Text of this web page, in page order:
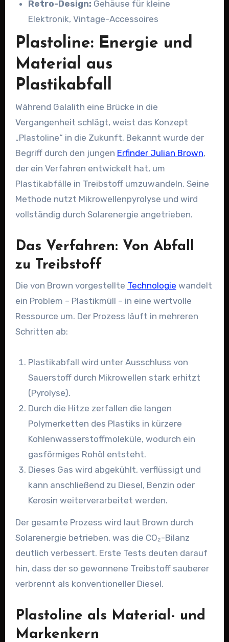
Retro-Design: Gehäuse für kleine
Elektronik, Vintage-Accessoires
Plastoline: Energie und
Material aus
Plastikabfall
Während Galalith eine Brücke in die
Vergangenheit schlägt, weist das Konzept
„Plastoline“ in die Zukunft. Bekannt wurde der
Begriff durch den jungen Erfinder Julian Brown,
der ein Verfahren entwickelt hat, um
Plastikabfälle in Treibstoff umzuwandeln. Seine
Methode nutzt Mikrowellenpyrolyse und wird
vollständig durch Solarenergie angetrieben.
Das Verfahren: Von Abfall
zu Treibstoff
Die von Brown vorgestellte Technologie wandelt
ein Problem – Plastikmüll – in eine wertvolle
Ressource um. Der Prozess läuft in mehreren
Schritten ab:
Plastikabfall wird unter Ausschluss von
Sauerstoff durch Mikrowellen stark erhitzt
(Pyrolyse).
Durch die Hitze zerfallen die langen
Polymerketten des Plastiks in kürzere
Kohlenwasserstoffmoleküle, wodurch ein
gasförmiges Rohöl entsteht.
Dieses Gas wird abgekühlt, verflüssigt und
kann anschließend zu Diesel, Benzin oder
Kerosin weiterverarbeitet werden.
Der gesamte Prozess wird laut Brown durch
Solarenergie betrieben, was die CO₂-Bilanz
deutlich verbessert. Erste Tests deuten darauf
hin, dass der so gewonnene Treibstoff sauberer
verbrennt als konventioneller Diesel.
Plastoline als Material- und
Markenkern